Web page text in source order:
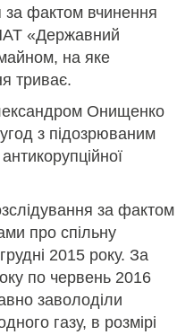
за фактом вчинення
«Державний
на яке
триває.
Онищенко
з підозрюваним
за фактом
про спільну
2015 року. За
по червень 2016
заволоділи
газу, в розмірі